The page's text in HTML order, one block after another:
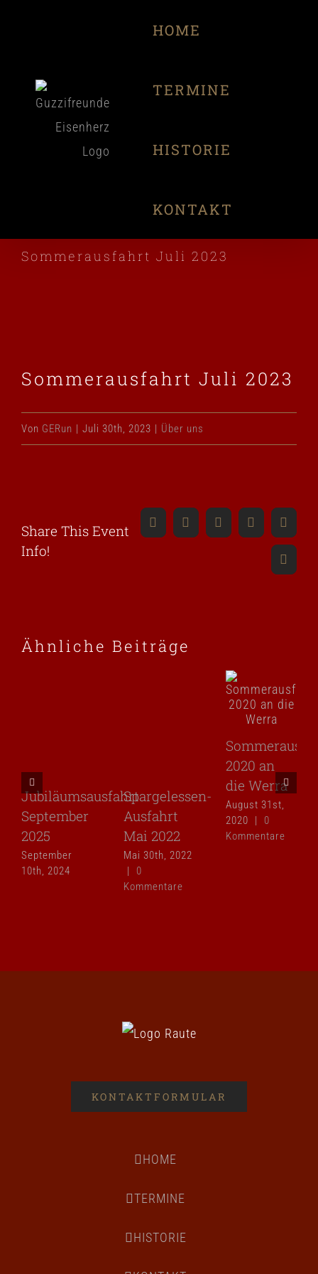
HOME
TERMINE
HISTORIE
KONTAKT
Sommerausfahrt Juli 2023
grösseres
Sommerausfahrt Juli 2023
Von GERun | Juli 30th, 2023 | Über uns
Share This Event
Info!
FacebookTwitterRedditLinkedIn
Ähnliche Beiträge
Jubiläumsausfahrt
September
2025
September
10th, 2024
Spargelessen-
Ausfahrt
Mai 2022
Mai 30th, 2022
0
Kommentare
2020 an
die Werra
August 31st,
2020
0
Kommentare
KONTAKTFORMULAR
HOME
TERMINE
HISTORIE